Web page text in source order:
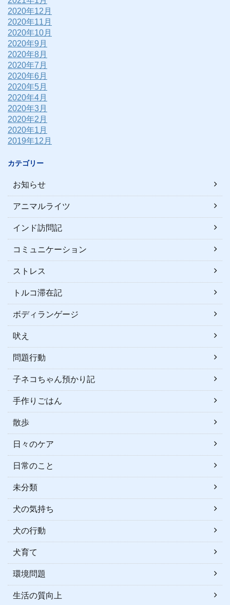
2020年12月
2020年11月
2020年10月
2020年9月
2020年8月
2020年7月
2020年6月
2020年5月
2020年4月
2020年3月
2020年2月
2020年1月
2019年12月
カテゴリー
お知らせ
アニマルライツ
インド訪問記
コミュニケーション
ストレス
トルコ滞在記
ボディランゲージ
吠え
問題行動
子ネコちゃん預かり記
手作りごはん
散歩
日々のケア
日常のこと
未分類
犬の気持ち
犬の行動
犬育て
環境問題
生活の質向上